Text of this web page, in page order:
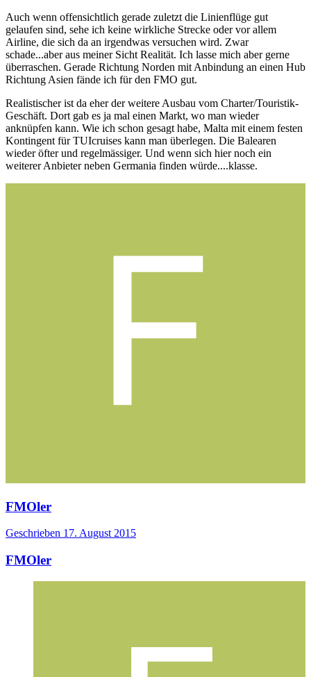
Auch wenn offensichtlich gerade zuletzt die Linienflüge gut
gelaufen sind, sehe ich keine wirkliche Strecke oder vor allem
Airline, die sich da an irgendwas versuchen wird. Zwar
schade...aber aus meiner Sicht Realität. Ich lasse mich aber gerne
überraschen. Gerade Richtung Norden mit Anbindung an einen Hub
Richtung Asien fände ich für den FMO gut.
Realistischer ist da eher der weitere Ausbau vom Charter/Touristik-
Geschäft. Dort gab es ja mal einen Markt, wo man wieder
anknüpfen kann. Wie ich schon gesagt habe, Malta mit einem festen
Kontingent für TUIcruises kann man überlegen. Die Balearen
wieder öfter und regelmässiger. Und wenn sich hier noch ein
weiterer Anbieter neben Germania finden würde....klasse.
FMOler
Geschrieben 17. August 2015
FMOler